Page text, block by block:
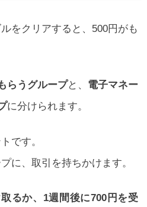
をクリアすると、500円がも
らうグループと、 電子マネー
に分けられます。
です。
に、取引を持ちかけます。
るか、1週間後に700円を受